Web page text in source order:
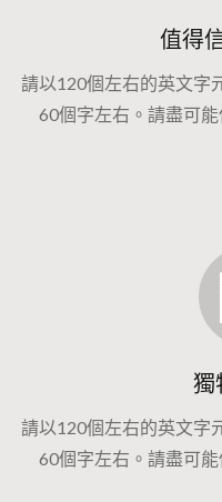
值得
請以120個左右的英文字
60個字左右。請盡可
獨
請以120個左右的英文字
60個字左右。請盡可